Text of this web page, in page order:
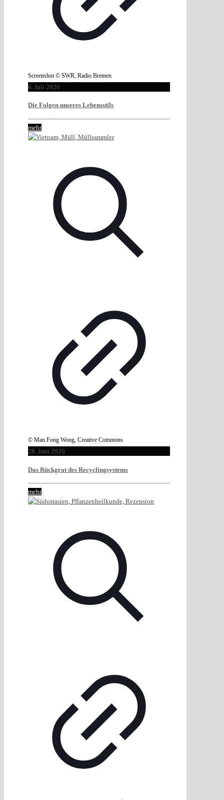
Screenshot © SWR, Radio Bremen
6. Juli 2026
Die Folgen unseres Lebensstils
mehr
© Man Fong Wong, Creative Commons
28. Juni 2026
Das Rückgrat des Recyclingsystems
mehr